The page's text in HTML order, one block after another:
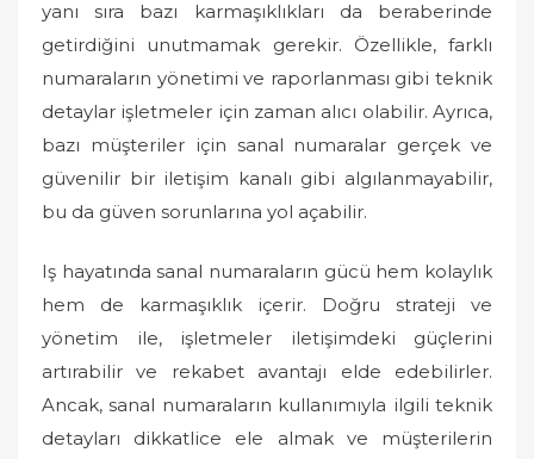
yanı sıra bazı karmaşıklıkları da beraberinde
getirdiğini unutmamak gerekir. Özellikle, farklı
numaraların yönetimi ve raporlanması gibi teknik
detaylar işletmeler için zaman alıcı olabilir. Ayrıca,
bazı müşteriler için sanal numaralar gerçek ve
güvenilir bir iletişim kanalı gibi algılanmayabilir,
bu da güven sorunlarına yol açabilir.
Iş hayatında sanal numaraların gücü hem kolaylık
hem de karmaşıklık içerir. Doğru strateji ve
yönetim ile, işletmeler iletişimdeki güçlerini
artırabilir ve rekabet avantajı elde edebilirler.
Ancak, sanal numaraların kullanımıyla ilgili teknik
detayları dikkatlice ele almak ve müşterilerin